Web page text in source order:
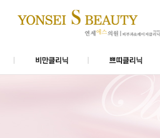
슬림비만4주프로그램
에스로즈(소)리프팅
벨로디2리프팅
물광주사